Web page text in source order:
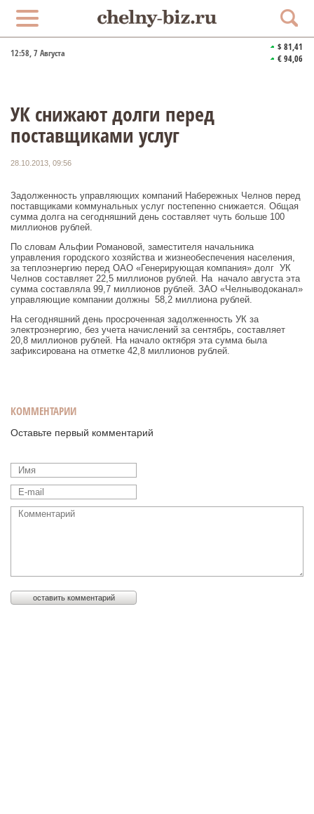
12:58, 7 Августа
$ 81,41
€ 94,06
УК снижают долги перед
поставщиками услуг
28.10.2013, 09:56
Задолженность управляющих компаний Набережных Челнов перед
поставщиками коммунальных услуг постепенно снижается. Общая
сумма долга на сегодняшний день составляет чуть больше 100
миллионов рублей.
По словам Альфии Романовой, заместителя начальника
управления городского хозяйства и жизнеобеспечения населения,
за теплоэнергию перед ОАО «Генерирующая компания» долг УК
Челнов составляет 22,5 миллионов рублей. На начало августа эта
сумма составляла 99,7 миллионов рублей. ЗАО «Челныводоканал»
управляющие компании должны 58,2 миллиона рублей.
На сегодняшний день просроченная задолженность УК за
электроэнергию, без учета начислений за сентябрь, составляет
20,8 миллионов рублей. На начало октября эта сумма была
зафиксирована на отметке 42,8 миллионов рублей.
КОММЕНТАРИИ
Оставьте первый комментарий